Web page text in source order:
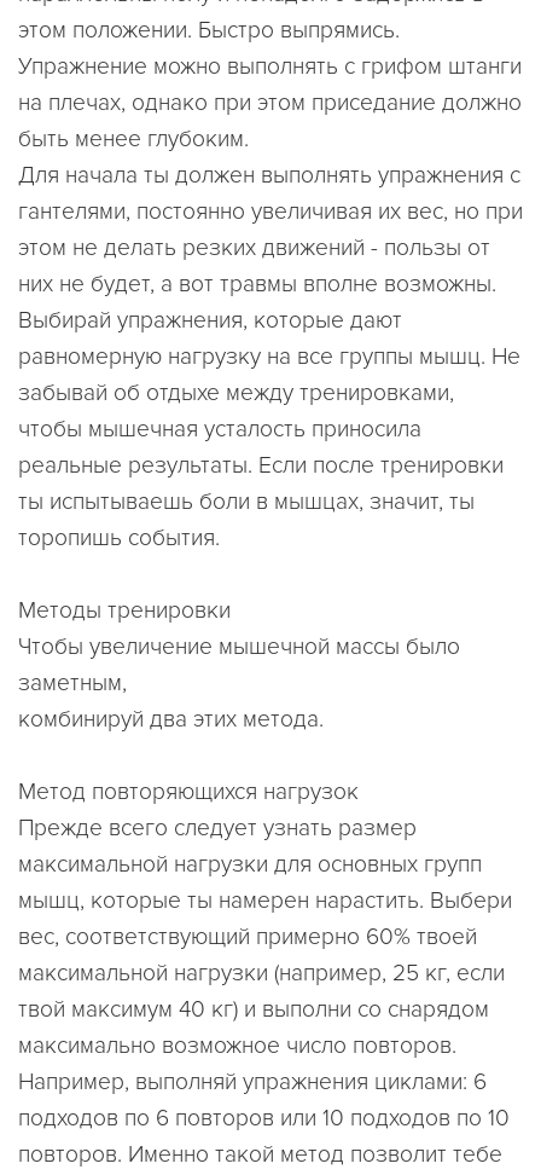
этом положении. Быстро выпрямись.
Упражнение можно выполнять с грифом штанги
на плечах, однако при этом приседание должно
быть менее глубоким.
Для начала ты должен выполнять упражнения с
гантелями, постоянно увеличивая их вес, но при
этом не делать резких движений - пользы от
них не будет, а вот травмы вполне возможны.
Выбирай упражнения, которые дают
равномерную нагрузку на все группы мышц. Не
забывай об отдыхе между тренировками,
чтобы мышечная усталость приносила
реальные результаты. Если после тренировки
ты испытываешь боли в мышцах, значит, ты
торопишь события.
Методы тренировки
Чтобы увеличение мышечной массы было
заметным,
комбинируй два этих метода.
Метод повторяющихся нагрузок
Прежде всего следует узнать размер
максимальной нагрузки для основных групп
мышц, которые ты намерен нарастить. Выбери
вес, соответствующий примерно 60% твоей
максимальной нагрузки (например, 25 кг, если
твой максимум 40 кг) и выполни со снарядом
максимально возможное число повторов.
Например, выполняй упражнения циклами: 6
подходов по 6 повторов или 10 подходов по 10
повторов. Именно такой метод позволит тебе